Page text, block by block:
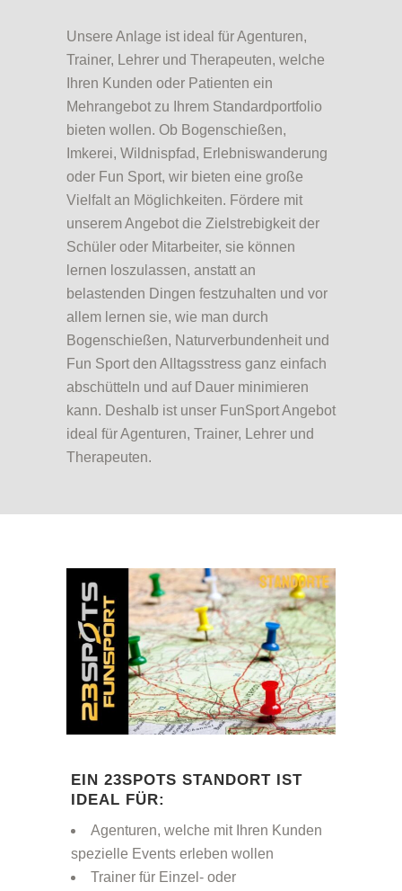
Unsere Anlage ist ideal für Agenturen,
Trainer, Lehrer und Therapeuten, welche
Ihren Kunden oder Patienten ein
Mehrangebot zu Ihrem Standardportfolio
bieten wollen. Ob Bogenschießen,
Imkerei, Wildnispfad, Erlebniswanderung
oder Fun Sport, wir bieten eine große
Vielfalt an Möglichkeiten. Fördere mit
unserem Angebot die Zielstrebigkeit der
Schüler oder Mitarbeiter, sie können
lernen loszulassen, anstatt an
belastenden Dingen festzuhalten und vor
allem lernen sie, wie man durch
Bogenschießen, Naturverbundenheit und
Fun Sport den Alltagsstress ganz einfach
abschütteln und auf Dauer minimieren
kann. Deshalb ist unser FunSport Angebot
ideal für Agenturen, Trainer, Lehrer und
Therapeuten.
EIN 23SPOTS STANDORT IST
IDEAL FÜR:
Agenturen, welche mit Ihren Kunden
spezielle Events erleben wollen
Trainer für Einzel- oder